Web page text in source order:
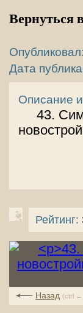
Вернуться
Опубликовал:
Дата
Описание
43.
Рейтинг:
Назад (ctrl